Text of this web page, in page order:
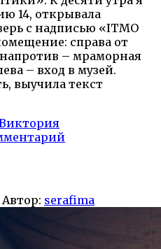
14, открывала
с надписью «ITMO
справа от
– мраморная
– вход в музей.
выучила текст
Автор: serafima